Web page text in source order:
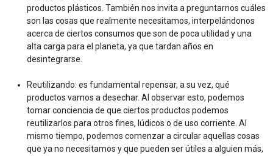
productos plásticos. También nos invita a preguntarnos cuáles
son las cosas que realmente necesitamos, interpelándonos
acerca de ciertos consumos que son de poca utilidad y una
alta carga para el planeta, ya que tardan años en
desintegrarse.
Reutilizando: es fundamental repensar, a su vez, qué
productos vamos a desechar. Al observar esto, podemos
tomar conciencia de que ciertos productos podemos
reutilizarlos para otros fines, lúdicos o de uso corriente. Al
mismo tiempo, podemos comenzar a circular aquellas cosas
que ya no necesitamos y que pueden ser útiles a alguien más,